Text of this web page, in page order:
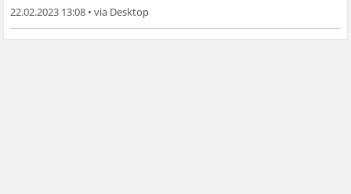
22.02.2023 13:08 •